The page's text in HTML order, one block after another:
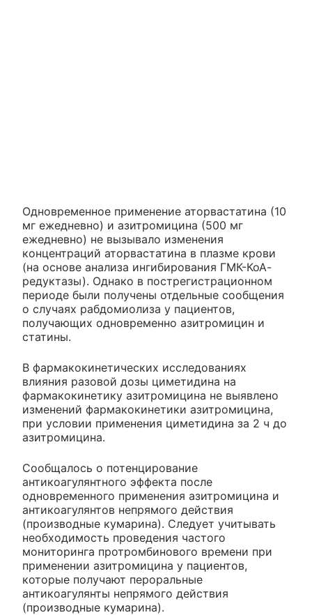
Одновременное применение аторвастатина (10
мг ежедневно) и азитромицина (500 мг
ежедневно) не вызывало изменения
концентраций аторвастатина в плазме крови
(на основе анализа ингибирования ГМК-КоА-
редуктазы). Однако в пострегистрационном
периоде были получены отдельные сообщения
о случаях рабдомиолиза у пациентов,
получающих одновременно азитромицин и
статины.
В фармакокинетических исследованиях
влияния разовой дозы циметидина на
фармакокинетику азитромицина не выявлено
изменений фармакокинетики азитромицина,
при условии применения циметидина за 2 ч до
азитромицина.
Сообщалось о потенцирование
антикоагулянтного эффекта после
одновременного применения азитромицина и
антикоагулянтов непрямого действия
(производные кумарина). Следует учитывать
необходимость проведения частого
мониторинга протромбинового времени при
применении азитромицина у пациентов,
которые получают пероральные
антикоагулянты непрямого действия
(производные кумарина).